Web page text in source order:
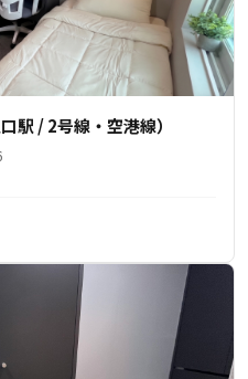
駅 / 2号線・空港線）